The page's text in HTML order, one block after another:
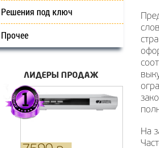
Решения под ключ
Прочее
ЛИДЕРЫ ПРОДАЖ
На